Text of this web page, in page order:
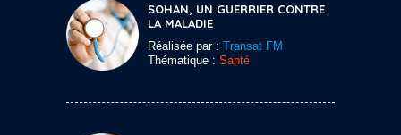
SOHAN, UN GUERRIER CONTRE
LA MALADIE
Réalisée par : Transat FM
Thématique : Santé